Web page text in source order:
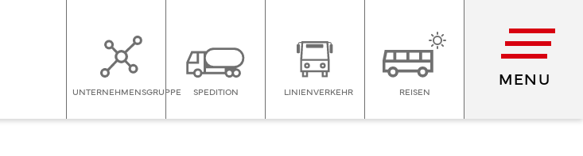
UNTERNEHMENSGRUPPE SPEDITION LINIENVERKEHR REISEN
MENU